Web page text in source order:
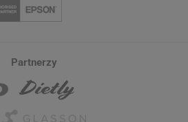
Partnerzy